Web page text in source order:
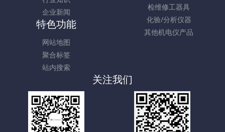
检维修工器具
化验/分析仪器
其他机电仪产品
企业新闻
特色功能
网站地图
聚合标签
站内搜索
关注我们